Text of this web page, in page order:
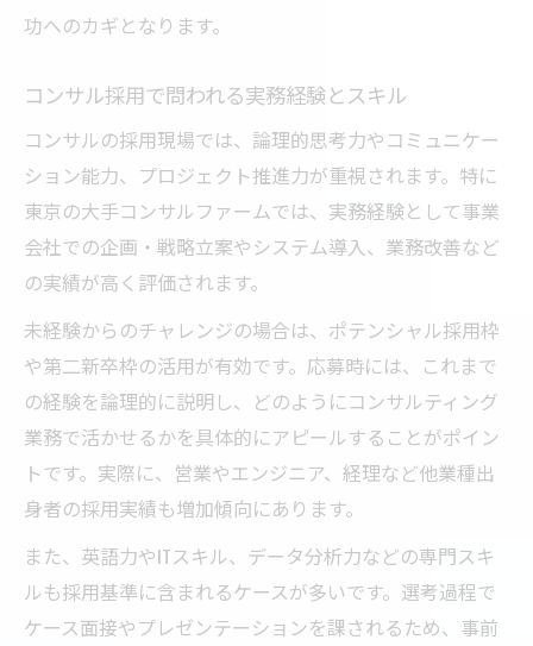
功へのカギとなります。
コンサル採用で問われる実務経験とスキル
コンサルの採用現場では、論理的思考力やコミュニケー
ション能力、プロジェクト推進力が重視されます。特に
東京の大手コンサルファームでは、実務経験として事業
会社での企画・戦略立案やシステム導入、業務改善など
の実績が高く評価されます。
未経験からのチャレンジの場合は、ポテンシャル採用枠
や第二新卒枠の活用が有効です。応募時には、これまで
の経験を論理的に説明し、どのようにコンサルティング
業務で活かせるかを具体的にアピールすることがポイン
トです。実際に、営業やエンジニア、経理など他業種出
身者の採用実績も増加傾向にあります。
また、英語力やITスキル、データ分析力などの専門スキ
ルも採用基準に含まれるケースが多いです。選考過程で
ケース面接やプレゼンテーションを課されるため、事前